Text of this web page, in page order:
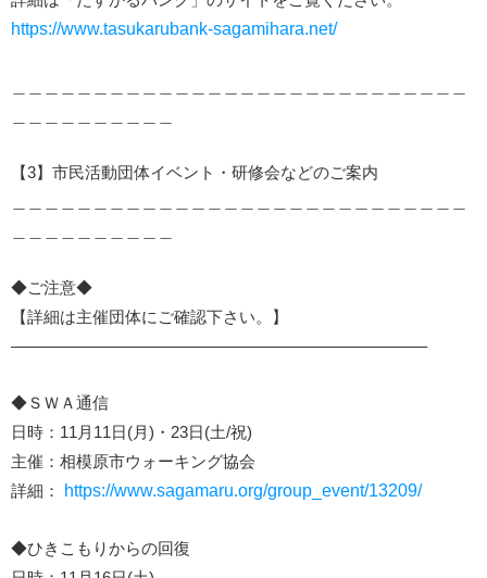
https://www.tasukarubank-sagamihara.net/
【3】市民活動団体イベント・研修会などのご案内
◆ご注意◆
【詳細は主催団体にご確認下さい。】
—————————————————————————–
◆ＳＷＡ通信
日時：11月11日(月)・23日(土/祝)
主催：相模原市ウォーキング協会
詳細：
https://www.sagamaru.org/group_event/13209/
◆ひきこもりからの回復